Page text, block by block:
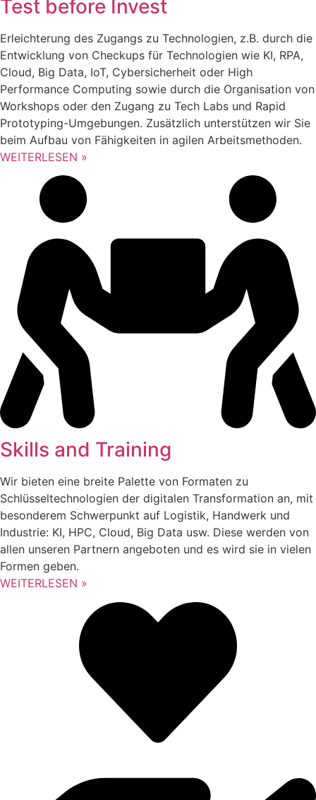
Test before Invest
Erleichterung des Zugangs zu Technologien, z.B. durch die
Entwicklung von Checkups für Technologien wie KI, RPA,
Cloud, Big Data, IoT, Cybersicherheit oder High
Performance Computing sowie durch die Organisation von
Workshops oder den Zugang zu Tech Labs und Rapid
Prototyping-Umgebungen. Zusätzlich unterstützen wir Sie
beim Aufbau von Fähigkeiten in agilen Arbeitsmethoden.
WEITERLESEN »
Skills and Training
Wir bieten eine breite Palette von Formaten zu
Schlüsseltechnologien der digitalen Transformation an, mit
besonderem Schwerpunkt auf Logistik, Handwerk und
Industrie: KI, HPC, Cloud, Big Data usw. Diese werden von
allen unseren Partnern angeboten und es wird sie in vielen
Formen geben.
WEITERLESEN »